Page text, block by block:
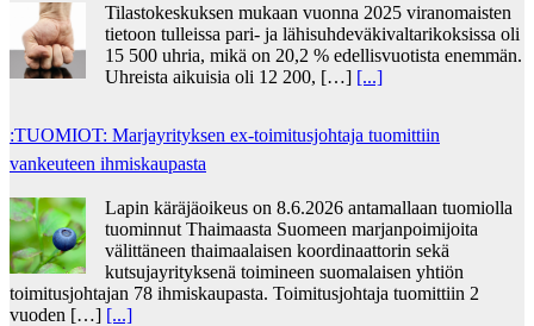
Tilastokeskuksen mukaan vuonna 2025 viranomaisten
tietoon tulleissa pari- ja lähisuhdeväkivaltarikoksissa oli
15 500 uhria, mikä on 20,2 % edellisvuotista enemmän.
Uhreista aikuisia oli 12 200, […] [...]
:TUOMIOT: Marjayrityksen ex-toimitusjohtaja tuomittiin
vankeuteen ihmiskaupasta
Lapin käräjäoikeus on 8.6.2026 antamallaan tuomiolla
tuominnut Thaimaasta Suomeen marjanpoimijoita
välittäneen thaimaalaisen koordinaattorin sekä
kutsujayrityksenä toimineen suomalaisen yhtiön
toimitusjohtajan 78 ihmiskaupasta. Toimitusjohtaja tuomittiin 2
vuoden […] [...]